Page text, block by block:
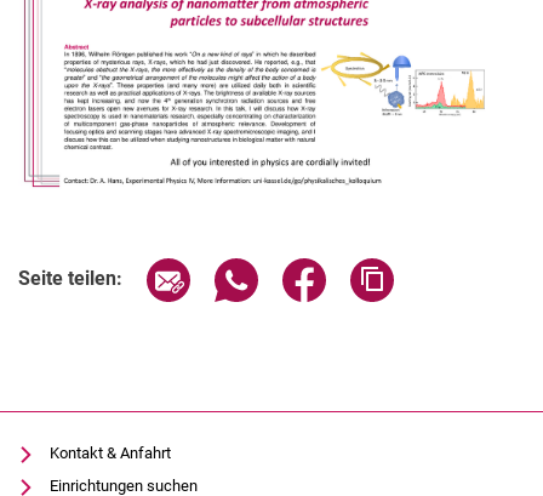
Seite teilen: Seite über E-Mail teilen
Seite über WhatsApp teilen
Seite über Facebook
Kontakt & Anfahrt
Einrichtungen suchen